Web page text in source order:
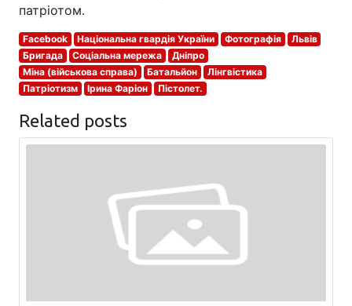
патріотом.
Facebook Національна гвардія України Фотографія
Львів
Бригада
Соціальна мережа
Дніпро
Міна (військова справа)
Батальйон
Лінгвістика
Патріотизм
Ірина Фаріон Пістолет.
Related posts